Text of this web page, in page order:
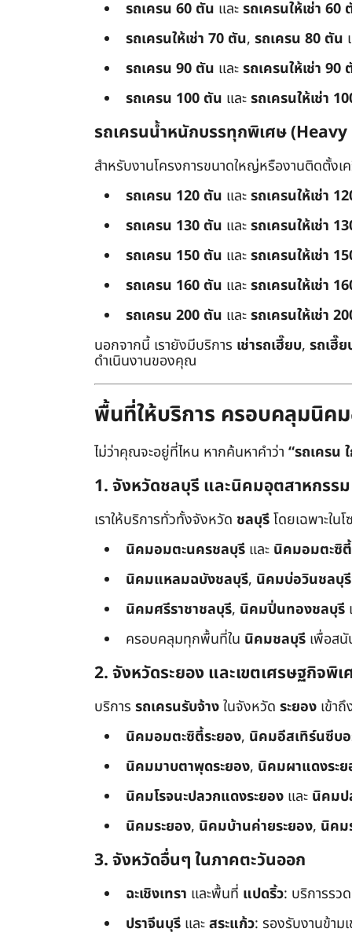
รถเครน 60 ตัน และรถเครนให้เช่า 60
รถเครนให้เช่า 70 ตัน, รถเครน 80 ตัน
รถเครน 90 ตัน และรถเครนให้เช่า 90
รถเครน 100 ตัน และรถเครนให้เช่า
รถเครนน้ำหนักบรรทุกพิเศษ
สำหรับงานโครงการขนาดใหญ่หรืองานติดตั้ง
รถเครน 120 ตัน และรถเครนให้เช่า
รถเครน 130 ตัน และรถเครนให้เช่า
รถเครน 150 ตัน และรถเครนให้เช่า
รถเครน 160 ตัน และรถเครนให้เช่า
รถเครน 200 ตัน และรถเครนให้เช่า
นอกจากนี้ เรายังมีบริการ เช่ารถเฮี๊ยบ, รถเฮี๊
ดำเนินงานของคุณ
พื้นที่ให้บริการ ครอบคลุมนิค
ไม่ว่าคุณจะอยู่ที่ไหน หากค้นหาคำว่า “รถเครน
1. จังหวัดชลบุรี และนิคมอุตสาหกรรม
เราให้บริการทั่วทั้งจังหวัด ชลบุรีโดยเฉพาะใ
นิคมอมตะนครชลบุรี และ นิคมอมตะซิ
นิคมแหลมฉบังชลบุรี, นิคมบ่อวินชลบุรี
นิคมศรีราชาชลบุรี, นิคมปิ่นทองชลบุรี
ครอบคลุมทุกพื้นที่ใน นิคมชลบุรี เพื่อส
2. จังหวัดระยอง และเขตเศรษฐกิจพิเ
บริการ รถเครนรับจ้างในจังหวัด ระยอง เข้า
นิคมอมตะซิตี้ระยอง, นิคมอีสเทิร์นซีบอ
นิคมมาบตาพุดระยอง, นิคมผาแดงระ
นิคมโรจนะปลวกแดงระยอง และ นิคมป
นิคมระยอง, นิคมบ้านค่ายระยอง, นิคม
3. จังหวัดอื่นๆ ในภาคตะวันออก
ฉะเชิงเทรา และพื้นที่ แปดริ้ว: บริการรว
ปราจีนบุรี และสระแก้ว: รองรับงานข้าม